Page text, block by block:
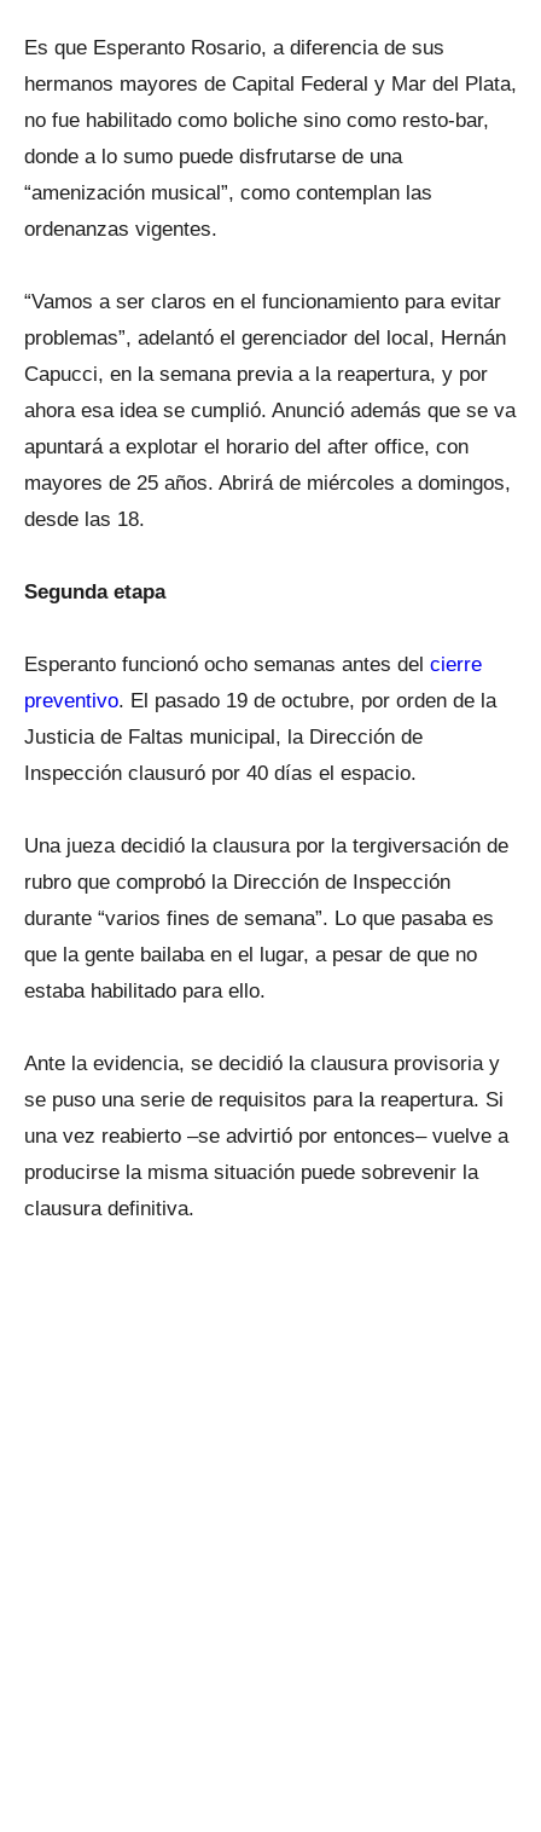
Es que Esperanto Rosario, a diferencia de sus
hermanos mayores de Capital Federal y Mar del Plata,
no fue habilitado como boliche sino como resto-bar,
donde a lo sumo puede disfrutarse de una
“amenización musical”, como contemplan las
ordenanzas vigentes.
“Vamos a ser claros en el funcionamiento para evitar
problemas”, adelantó el gerenciador del local, Hernán
Capucci, en la semana previa a la reapertura, y por
ahora esa idea se cumplió. Anunció además que se va
apuntará a explotar el horario del after office, con
mayores de 25 años. Abrirá de miércoles a domingos,
desde las 18.
Segunda etapa
Esperanto funcionó ocho semanas antes del cierre
preventivo. El pasado 19 de octubre, por orden de la
Justicia de Faltas municipal, la Dirección de
Inspección clausuró por 40 días el espacio.
Una jueza decidió la clausura por la tergiversación de
rubro que comprobó la Dirección de Inspección
durante “varios fines de semana”. Lo que pasaba es
que la gente bailaba en el lugar, a pesar de que no
estaba habilitado para ello.
Ante la evidencia, se decidió la clausura provisoria y
se puso una serie de requisitos para la reapertura. Si
una vez reabierto –se advirtió por entonces– vuelve a
producirse la misma situación puede sobrevenir la
clausura definitiva.